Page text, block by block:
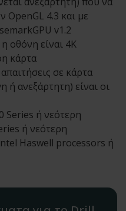
OpenGL 4.3 και με
v1.2
οθόνη είναι 4Κ
κάρτα
σε κάρτα
ανεξάρτητη) είναι οι
Series ή νεότερη
ή νεότερη
Haswell processors ή